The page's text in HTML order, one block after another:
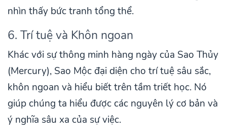
nhìn thấy bức tranh tổng thể.
6. Trí tuệ và Khôn ngoan
Khác với sự thông minh hàng ngày của Sao Thủy
(Mercury), Sao Mộc đại diện cho trí tuệ sâu sắc,
khôn ngoan và hiểu biết trên tầm triết học. Nó
giúp chúng ta hiểu được các nguyên lý cơ bản và
ý nghĩa sâu xa của sự việc.